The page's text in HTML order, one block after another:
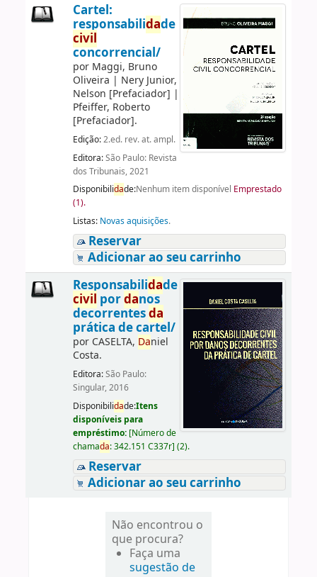
Cartel:
responsabilidade
civil
concorrencial/
por Maggi, Bruno
Oliveira | Nery Junior,
Nelson [Prefaciador] |
Pfeiffer, Roberto
[Prefaciador].
Edição:2.ed. rev. at. ampl.
Editora:São Paulo: Revista
dos Tribunais, 2021
Disponibilidade:Nenhum item disponível Emprestado
(1).
Listas: Novas aquisições.
Reservar
Adicionar ao seu carrinho
Responsabilidade
civil pordanos
decorrentesda
prática de cartel/
por CASELTA, Daniel
Costa.
Editora:São Paulo:
Singular, 2016
Disponibilidade:Itens
disponíveis para
empréstimo: [Número de
chamada:342.151 C337r] (2).
Reservar
Adicionar ao seu carrinho
Não encontrou o
que procura?
Faça uma
sugestão de